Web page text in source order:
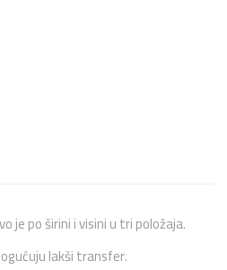
je po širini i visini u tri položaja.
lakši transfer.